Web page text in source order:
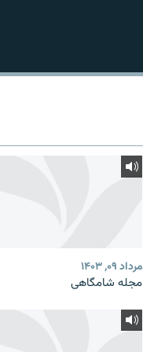
مرداد ۰۹, ۱۴۰۳
مجله شامگاهی